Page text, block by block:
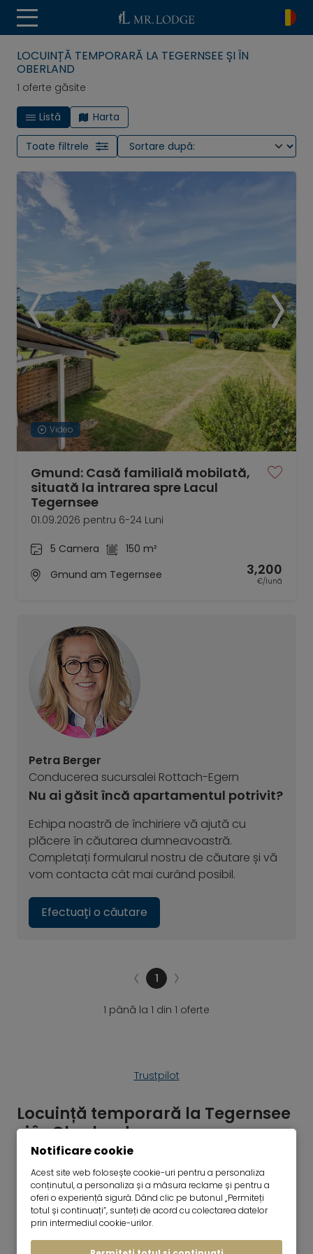
LOCUINȚĂ TEMPORARĂ LA TEGERNSEE ȘI ÎN
OBERLAND
1 oferte găsite
Listă Harta
Toate filtrele
Video
Gmund: Casă familială mobilată,
situată la intrarea spre Lacul
Tegernsee
01.09.2026 pentru 6-24 Luni
5 Camera
150 m²
Gmund am Tegernsee
3,200
€/lună
Petra Berger
Conducerea sucursalei Rottach-Egern
Nu ai găsit încă apartamentul potrivit?
Echipa noastră de închiriere vă ajută cu
plăcere în căutarea dumneavoastră.
Completați formularul nostru de căutare și vă
vom contacta cât mai curând posibil.
Efectuați o căutare
1
1 până la 1 din 1 oferte
Trustpilot
Locuință temporară la Tegernsee
și în Oberland
Sunteți în căutarea unui apartament de închiriat
pe termen scurt? Noi vă putem ajuta. Oferim
apartamente și case complet mobilate și complet
echipate. Casa ta temporară: trăiește acolo unde
alții merg în vacanță!
Notificare cookie
Acest site web folosește cookie-uri pentru a personaliza
conținutul, a personaliza și a măsura reclame și pentru a
oferi o experiență sigură. Dând clic pe butonul „Permiteți
totul și continuați”, sunteți de acord cu colectarea datelor
prin intermediul cookie-urilor.